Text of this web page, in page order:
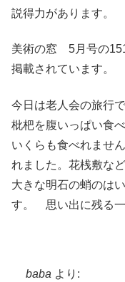
説得力があります。
美術の窓 5月号の
掲載されています。
今日は老人会の旅行
枇杷を腹いっぱい食
いくらも食べれませ
れました。花桟敷な
大きな明石の蛸のは
す。 思い出に残る一
baba より: